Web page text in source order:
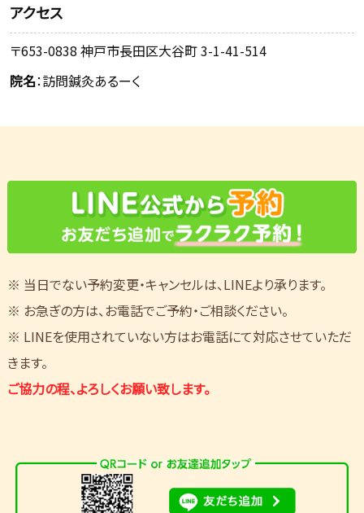
アクセス
〒653-0838 神戸市長田区大谷町 3-1-41-514
院名：訪問鍼灸あるーく
※ 当日でない予約変更・キャンセルは、LINEより承ります。
※ お急ぎの方は、お電話でご予約・ご相談ください。
※ LINEを使用されていない方はお電話にて対応させていただ
きます。
ご協力の程、よろしくお願い致します。